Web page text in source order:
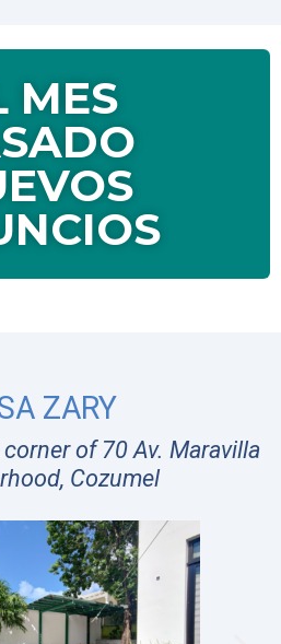
ZARY
of 70 Av. Maravilla
Cozumel
Patio Lounge
Casa Zary, una casa
y completamente
en una tranquila calle